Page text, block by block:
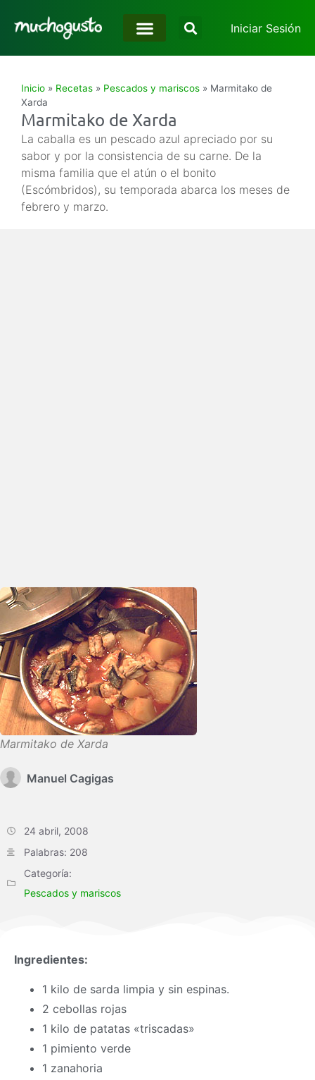
Iniciar Sesión
Inicio » Recetas » Pescados y mariscos » Marmitako de
Xarda
Marmitako de Xarda
La caballa es un pescado azul apreciado por su
sabor y por la consistencia de su carne. De la
misma familia que el atún o el bonito
(Escómbridos), su temporada abarca los meses de
febrero y marzo.
Marmitako de Xarda
Manuel Cagigas
24 abril, 2008
Palabras: 208
Categoría:
Pescados y mariscos
Ingredientes:
1 kilo de sarda limpia y sin espinas.
2 cebollas rojas
1 kilo de patatas «triscadas»
1 pimiento verde
1 zanahoria